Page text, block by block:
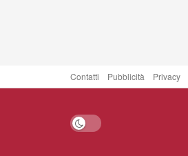
Contatti Pubblicità Privacy